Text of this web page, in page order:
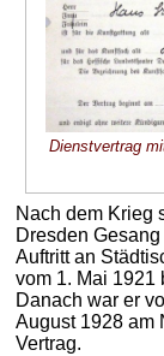
Dienstvertrag
Nach dem Krieg
Dresden
Auftritt an
vom 1. Mai 1921
Danach war er
August 1928 am
Vertrag.